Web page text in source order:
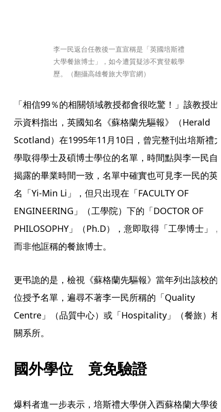
李一民返台任教後一直宣稱是「英國培斯禮
大學餐旅博士」，如今遭質疑涉不實登載學
歷。（翻攝高雄餐旅大學官網）
「相信99％的相關領域教授都會很吃驚！」該教授出
示資料指出，英國知名《蘇格蘭先驅報》（Herald
Scotland）在1995年11月10日，曾完整刊出培斯禮
學取得學士及碩博士學位的名單，時間點與李一民自
揭露的畢業時間一致，名單中確實也可見李一民的英
名「Yi-Min Li」，但只出現在「FACULTY OF
ENGINEERING」（工學院）下的「DOCTOR OF
PHILOSOPHY」（Ph.D），意即取得「工學博士」，
而非他誆稱的餐旅博士。
更弔詭的是，檢視《蘇格蘭先驅報》當年列出該校的
位授予名單，遍尋不著李一民所稱的「Quality
Centre」（品質中心）或「Hospitality」（餐旅）相
關系所。
國外學位　竟免驗證
爆料者進一步表示，培斯禮大學併入西蘇格蘭大學後